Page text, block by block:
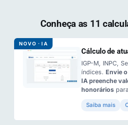
Conheça as 11
NOVO · IA
Cálculo de
IGP-M, INPC,
índices. Envie
IA preenche
honorários
Saiba mais